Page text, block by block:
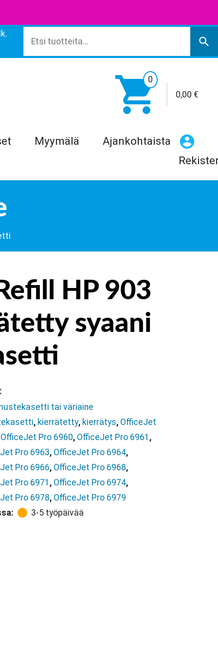
search

0
0,00 €
Myymälä
Ajankohtaista
HP 903
syaani
tai väriaine
, kierrätetty, kierrätys, OfficeJet
OfficeJet Pro 6960, OfficeJet Pro 6961 ,
Pro 6963, OfficeJet Pro 6964,
Pro 6966, OfficeJet Pro 6968,
Pro 6971 , OfficeJet Pro 6974,
Pro 6978, OfficeJet Pro 6979
3-5 työpäivää
XL kierrätetty syaani mustekasetti määrä